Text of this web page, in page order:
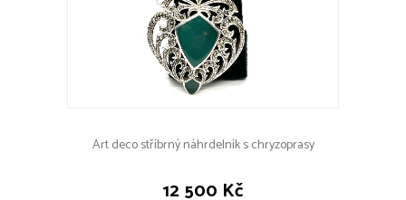
Art deco stříbrný náhrdelník s chryzoprasy
12 500 Kč